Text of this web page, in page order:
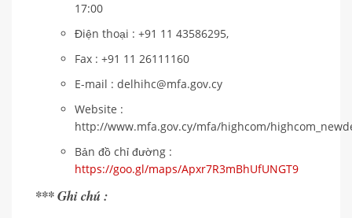
17:00
Điện thoại : +91 11 43586295,
Fax : +91 11 26111160
E-mail : delhihc@mfa.gov.cy
Website :
http://www.mfa.gov.cy/mfa/highcom/
Bản đồ chỉ đường :
https://goo.gl/maps/Apxr7R3mBhUfUNGT9
*** Ghi chú :